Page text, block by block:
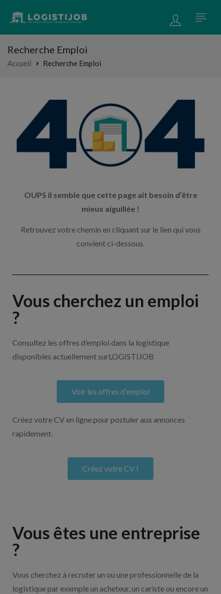
Recherche Emploi
Accueil Recherche Emploi
OUPS il semble que cette page ait besoin d’être
mieux aiguillée !
Retrouvez votre chemin en cliquant sur le lien qui vous
convient ci-dessous.
Vous cherchez un emploi
?
Consultez les offres d’emploi dans la logistique
disponibles actuellement surLOGISTIJOB
Voir les offres d'emploi
Créez votre CV en ligne pour postuler aux annonces
rapidement.
Créez votre CV !
Vous êtes une entreprise
?
Vous cherchez à recruter un ou une professionnelle de la
logistique par exemple un acheteur, un cariste ou encore un